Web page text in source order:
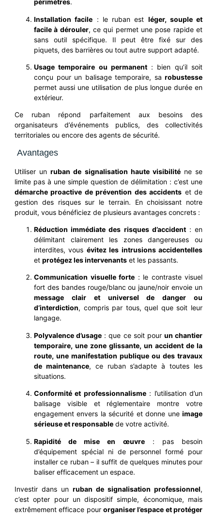
périmètres.
Installation facile : le ruban est léger, souple et
facile à dérouler, ce qui permet une pose rapide et
sans outil spécifique. Il peut être fixé sur des
piquets, des barrières ou tout autre support adapté.
Usage temporaire ou permanent: bien qu’il soit
conçu pour un balisage temporaire, sa robustesse
permet aussi une utilisation de plus longue durée en
extérieur.
Ce ruban répond parfaitement aux besoins des
organisateurs d’événements publics, des collectivités
territoriales ou encore des agents de sécurité.
Avantages
Utiliser unruban de signalisation haute visibiliténe se
limite pas à une simple question de délimitation : c’est une
démarche proactive de prévention des accidents et de
gestion des risques sur le terrain. En choisissant notre
produit, vous bénéficiez de plusieurs avantages concrets :
Réduction immédiate des risques d’accident: en
délimitant clairement les zones dangereuses ou
interdites, vous évitez les intrusions accidentelles
et protégez les intervenants et les passants.
Communication visuelle forte : le contraste visuel
fort des bandes rouge/blanc ou jaune/noir envoie un
message clair et universel de danger ou
d’interdiction, compris par tous, quel que soit leur
langage.
Polyvalence d’usage : que ce soit pour un chantier
temporaire, une zone glissante, un accident de la
route, une manifestation publique ou des travaux
de maintenance, ce ruban s’adapte à toutes les
situations.
Conformité et professionnalisme: l’utilisation d’un
balisage visible et réglementaire montre votre
engagement envers la sécurité et donne une image
sérieuse et responsable de votre activité.
Rapidité de mise en œuvre: pas besoin
d’équipement spécial ni de personnel formé pour
installer ce ruban – il suffit de quelques minutes pour
baliser efficacement un espace.
Investir dans un ruban de signalisation professionnel,
c’est opter pour un dispositif simple, économique, mais
extrêmement efficace pour organiser l’espace et protéger